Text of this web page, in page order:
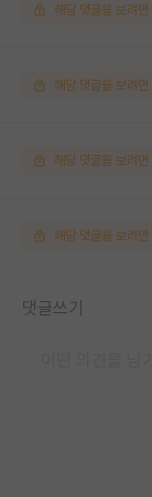
해당 댓글을 보려
해당 댓글을 보려
해당 댓글을 보려
해당 댓글을 보려
댓글쓰기